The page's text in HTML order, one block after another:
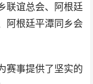
联谊总会、阿根廷
阿根廷平潭同乡会
赛事提供了坚实的